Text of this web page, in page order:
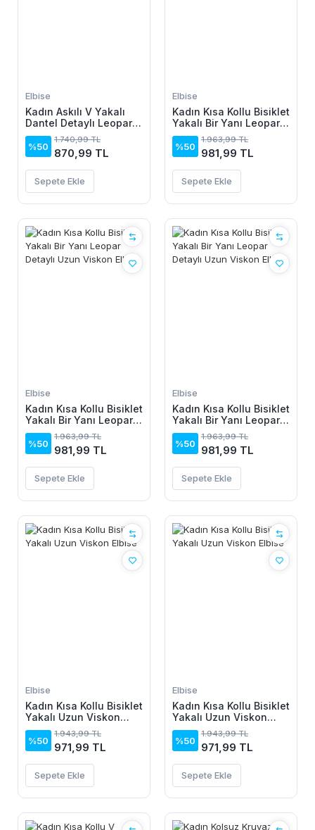
Elbise
Kadın Askılı V Yakalı
Dantel Detaylı Leopar
Desenli Süprem Atlet
Ve şort Ikili Takım
%50
1.740,99 TL
870,99 TL
Sepete Ekle
Elbise
Kadın Kısa Kollu Bisiklet
Yakalı Bir Yanı Leopar
Detaylı Uzun Viskon
Elbise
%50
1.963,99 TL
981,99 TL
Sepete Ekle
Elbise
Kadın Kısa Kollu Bisiklet
Yakalı Bir Yanı Leopar
Detaylı Uzun Viskon
Elbise
%50
1.963,99 TL
981,99 TL
Sepete Ekle
Elbise
Kadın Kısa Kollu Bisiklet
Yakalı Bir Yanı Leopar
Detaylı Uzun Viskon
Elbise
%50
1.963,99 TL
981,99 TL
Sepete Ekle
Elbise
Kadın Kısa Kollu Bisiklet
Yakalı Uzun Viskon
Elbise
%50
1.943,99 TL
971,99 TL
Sepete Ekle
Elbise
Kadın Kısa Kollu Bisiklet
Yakalı Uzun Viskon
Elbise
%50
1.943,99 TL
971,99 TL
Sepete Ekle